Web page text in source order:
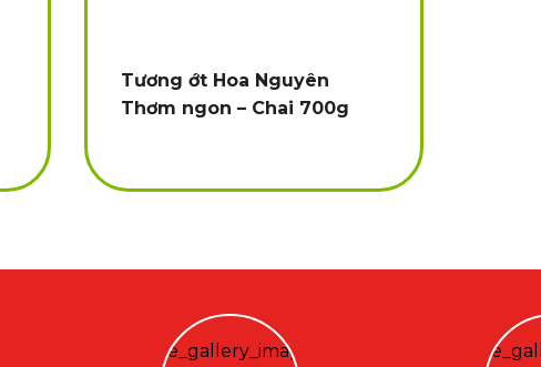
Tương ớt Hoa Nguyên
Thơm ngon – Chai 700g